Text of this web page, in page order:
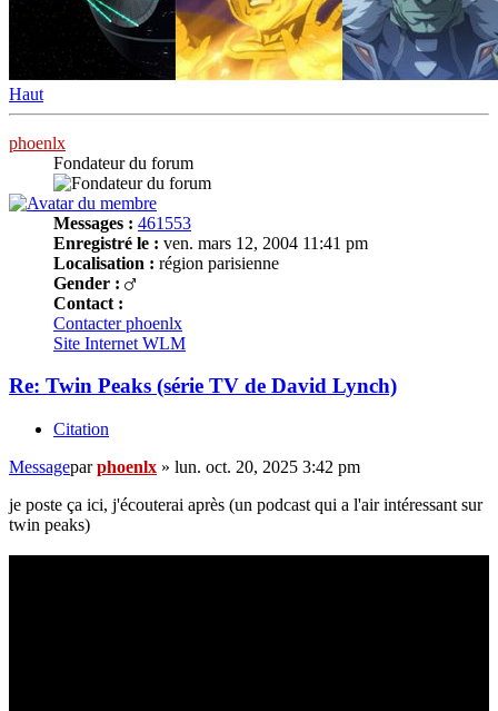
Haut
phoenlx
Fondateur du forum
Messages : 461553
Enregistré le : ven. mars 12, 2004 11:41 pm
Localisation : région parisienne
Gender :
Contact :
Contacter phoenlx
Site Internet WLM
Re: Twin Peaks (série TV de David Lynch)
Citation
Messageparphoenlx » lun. oct. 20, 2025 3:42 pm
je poste ça ici, j'écouterai après (un podcast qui a l'air intéressant sur
twin peaks)